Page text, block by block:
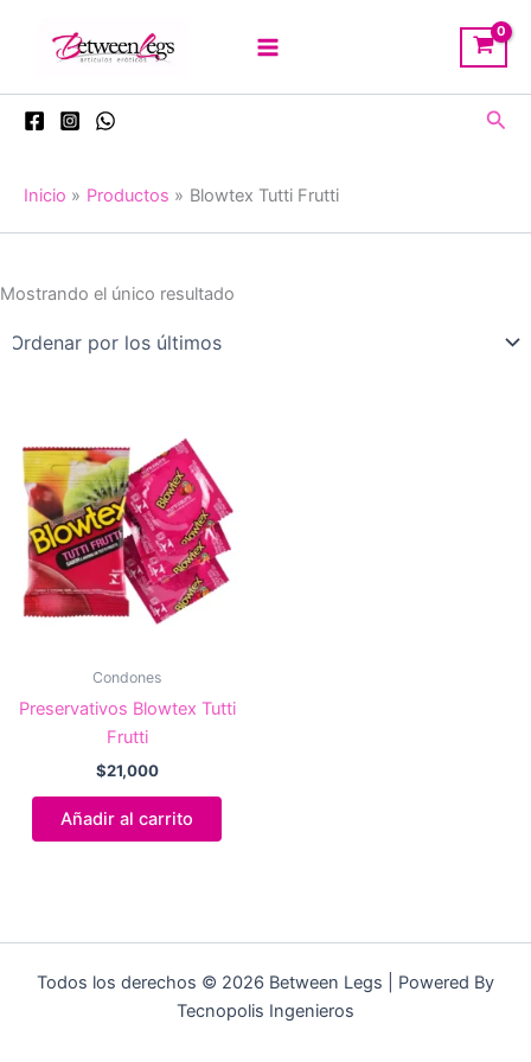
Inicio Productos Blowtex Tutti Frutti
Mostrando el único resultado
Condones
Preservativos Blowtex Tutti
Frutti
$21,000
Añadir al carrito
Todos los derechos © 2026 Between Legs | Powered By
Tecnopolis Ingenieros